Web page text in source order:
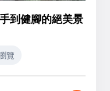
到健腳的絕美景
覽